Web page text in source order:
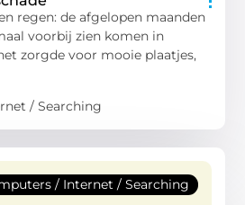
regen: de afgelopen maanden
voorbij zien komen in
zorgde voor mooie plaatjes,
/ Searching
/ Internet / Searching